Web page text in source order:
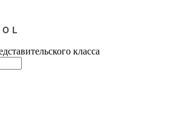
класса